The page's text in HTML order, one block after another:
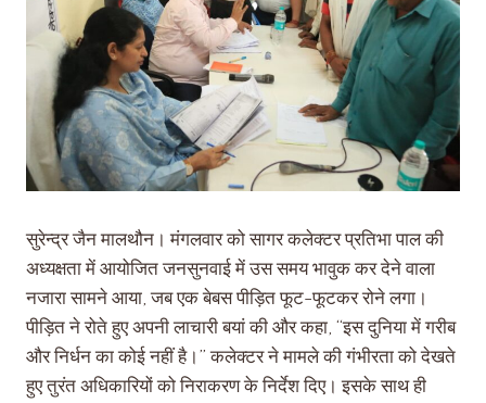
सुरेन्द्र जैन मालथौन। मंगलवार को सागर कलेक्टर प्रतिभा पाल की
अध्यक्षता में आयोजित जनसुनवाई में उस समय भावुक कर देने वाला
नजारा सामने आया, जब एक बेबस पीड़ित फूट-फूटकर रोने लगा।
पीड़ित ने रोते हुए अपनी लाचारी बयां की और कहा, “इस दुनिया में गरीब
और निर्धन का कोई नहीं है।” कलेक्टर ने मामले की गंभीरता को देखते
हुए तुरंत अधिकारियों को निराकरण के निर्देश दिए। इसके साथ ही